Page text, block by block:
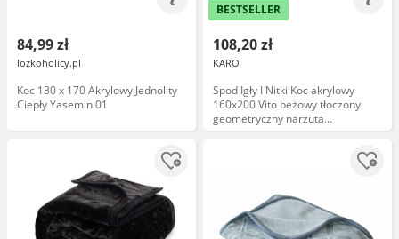
84,99 zł
lozkoholicy.pl
Koc 130 x 170 Akrylowy Jednolity
Ciepły Yasemin 01
BESTSELLER
108,20 zł
KARO
Spod Igły I Nitki Koc akrylowy
160x200 Vito beżowy tłoczony
geometryczny narzuta
dekoracyjna